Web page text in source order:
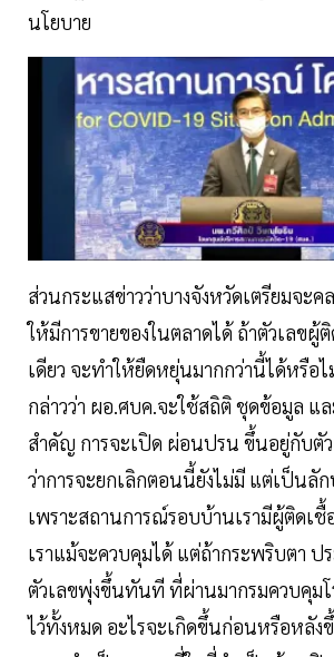
นโยบาย
ส่วนกระแสข่าวว่าบางจังหวัดเตรียมจะ
ให้มีการขายของในตลาดได้ ถ้าตัวเลขผู้
เดียว จะทำให้ยืดหยุ่นมากกว่านี้ได้หรือ
กล่าวว่า ผอ.ศบค.จะใช้สถิติ ชุดข้อมูล แ
สำคัญ การจะเปิด ผ่อนปรน ขึ้นอยู่กับตั
ว่าการจะยกเลิกตอนนี้ยังไม่มี แต่เป็น
เพราะสถานการณ์รอบบ้านเรามีผู้ติดเชื้
เราแม้จะควบคุมได้ แต่ถ้ากระพริบตา ป
ตัวเลขพุ่งขึ้นทันที ที่ผ่านมากรมควบคุมโ
ไว้ทั้งหมด อะไรจะเกิดขึ้นก่อนหรือหลั